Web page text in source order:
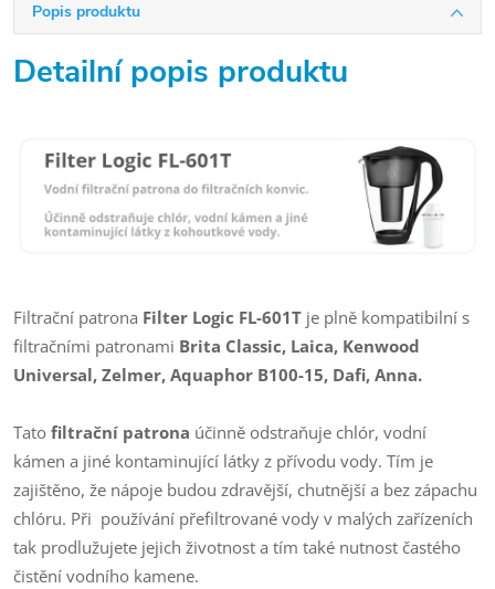
Popis produktu
Detailní popis produktu
Filtrační patrona Filter Logic FL-601T je plně kompatibilní s
filtračními patronami Brita Classic, Laica, Kenwood
Universal, Zelmer, Aquaphor B100-15, Dafi, Anna.
Tato filtrační patrona účinně odstraňuje chlór, vodní
kámen a jiné kontaminující látky z přívodu vody. Tím je
zajištěno, že nápoje budou zdravější, chutnější a bez zápachu
chlóru. Při používání přefiltrované vody v malých zařízeních
tak prodlužujete jejich životnost a tím také nutnost častého
čistění vodního kamene.